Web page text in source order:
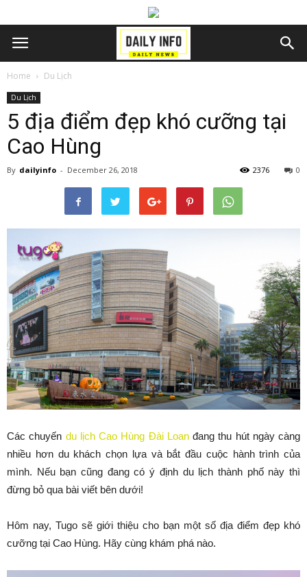
Home Du Lịch
Du Lịch
5 địa điểm đẹp khó cưỡng tại
Cao Hùng
By dailyinfo - December 26, 2018 0
2376
Các chuyến du lịch Cao Hùng Đài Loanđang thu hút ngày càng
nhiều hơn du khách chọn lựa và bắt đầu cuộc hành trình của
mình. Nếu bạn cũng đang có ý định du lịch thành phố này thì
đừng bỏ qua bài viết bên dưới!
Hôm nay, Tugo sẽ giới thiệu cho bạn một số địa điểm đẹp khó
cưỡng tại Cao Hùng. Hãy cùng khám phá nào.